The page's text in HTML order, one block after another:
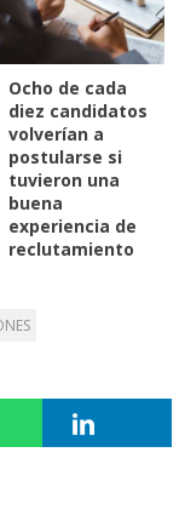
Ocho de cada
diez candidatos
volverían a
postularse si
tuvieron una
buena
experiencia de
reclutamiento